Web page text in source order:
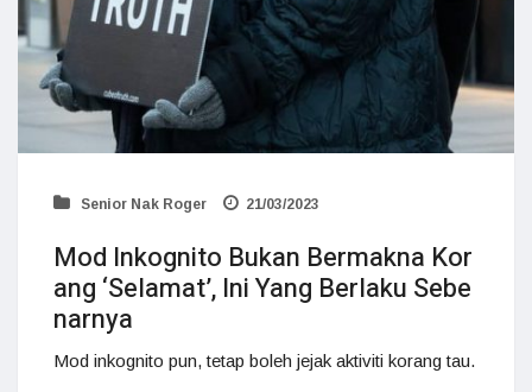
Senior Nak Roger 21/03/2023
Mod Inkognito Bukan Bermakna Kor
ang ‘Selamat’, Ini Yang Berlaku Sebe
narnya
Mod inkognito pun, tetap boleh jejak aktiviti korang tau.